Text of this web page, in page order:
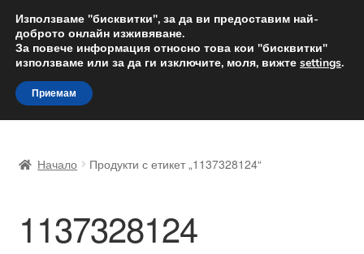
ДОСТАВКА от 12 лв.
Доставка по целия свят
Skip
to
navigation
Skip
to
content
Доставка по целия свят
Жалби
Начало Продукти с етикет „1137328124“
1137328124
Използваме "бисквитки", за да ви предоставим най-
доброто онлайн изживяване.
За повече информация относно това кои "бисквитки"
използваме или за да ги изключите, моля, вижте settings.
Приемам